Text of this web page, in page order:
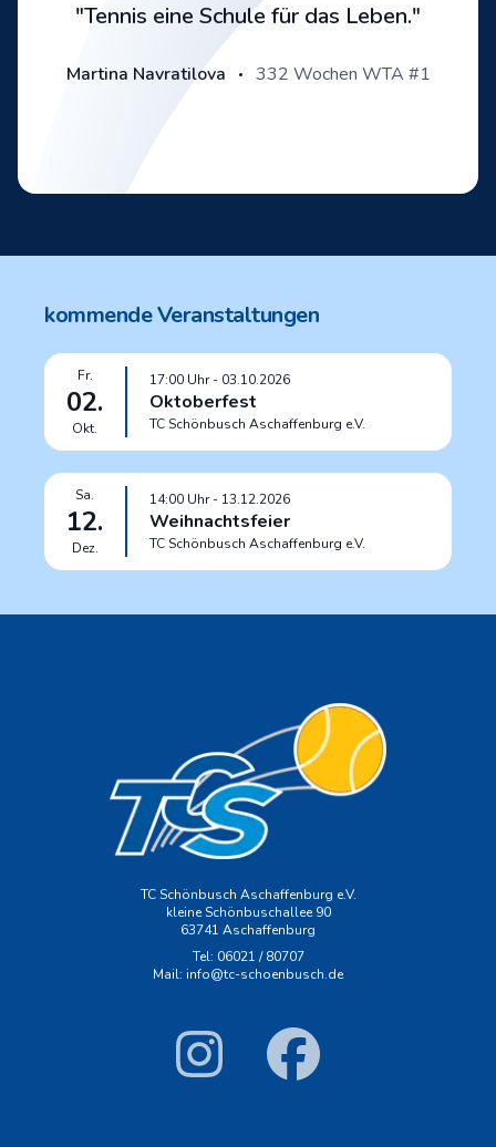
"Tennis eine Schule für das Leben."
Martina Navratilova 332 Wochen WTA #1
kommende Veranstaltungen
Fr.
02.
Okt.
17:00 Uhr- 03.10.2026
Oktoberfest
TC Schönbusch Aschaffenburg e.V.
Sa.
12.
Dez.
14:00 Uhr- 13.12.2026
Weihnachtsfeier
TC Schönbusch Aschaffenburg e.V.
TC Schönbusch Aschaffenburg e.V.
kleine Schönbuschallee 90
63741 Aschaffenburg
Tel: 06021 / 80707
Mail: info@tc-schoenbusch.de
Instagram Link Facebook